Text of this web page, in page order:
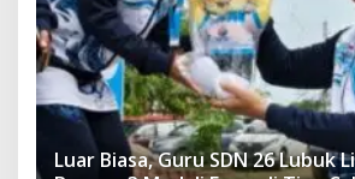
Luar Biasa, Guru SDN 26 Lubuk